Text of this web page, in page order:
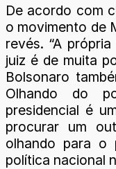
De acordo com
o movimento de
revés. “A
juiz é de muita
Bolsonaro
Olhando do
presidencial é
procurar um
olhando para o
política nacional